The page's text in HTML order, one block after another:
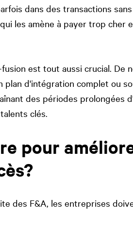
dans des transactions
les amène à payer trop cher
est tout aussi crucial. De
plan d'intégration complet ou
des périodes prolongées
clés.
pour
des F&A, les entreprises